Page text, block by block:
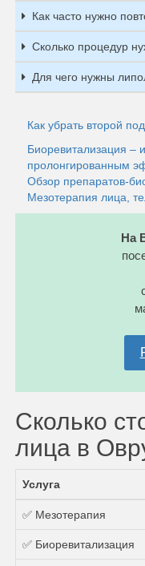
Как часто нужно
Сколько процедур
Для чего нужны
Как убрать второй
Биоревитализация –
пролонгированным
Обзор препаратов-
Мезотерапия лица,
На
Сколько
лица в
Услуга
✅ Мезотерапия
✅ Биоревитализация